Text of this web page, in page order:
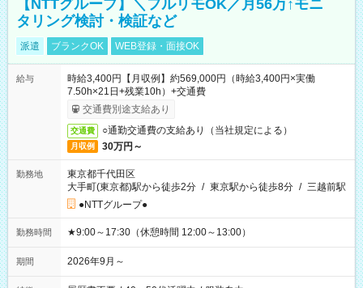
【NTTグループ】＼フルリモOK／月56万↑モニ
タリング検討・検証など
派遣 ブランクOK WEB登録・面接OK
給与
時給3,400円【月収例】約569,000円（時給3,400円×実働
7.50h×21日+残業10h）+交通費
交通費別途支給あり
交通費 ○通勤交通費の支給あり（当社規定による）
月収例 30万円～
勤務地
東京都千代田区
大手町(東京都)駅から徒歩2分 / 東京駅から徒歩8分 / 三越前駅
●NTTグループ●
勤務時間 ★9:00～17:30（休憩時間 12:00～13:00）
期間 2026年9月～